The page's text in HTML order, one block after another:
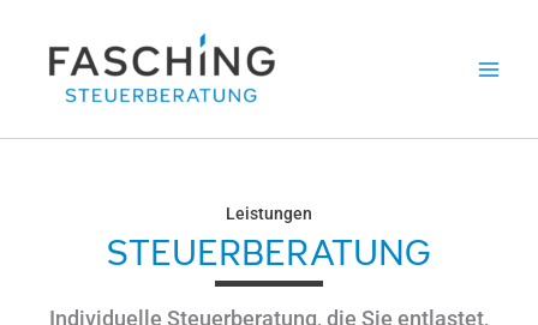
springen
Leistungen
STEUERBERATUNG
Individuelle Steuerberatung, die Sie entlastet,